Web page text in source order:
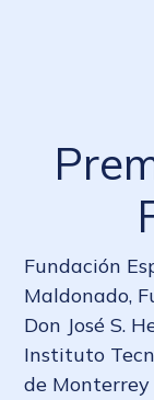
Fundación
Maldonado,
Don José S.
Instituto
de Monterrey